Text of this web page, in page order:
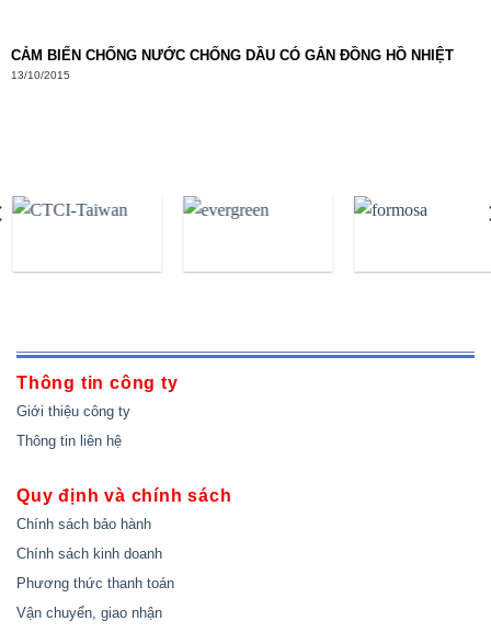
CẢM BIẾN CHỐNG NƯỚC CHỐNG DẦU CÓ GẮN ĐỒNG HỒ NHIỆT
13/10/2015
Thông tin công ty
Giới thiệu công ty
Thông tin liên hệ
Quy định và chính sách
Chính sách bảo hành
Chính sách kinh doanh
Phương thức thanh toán
Vận chuyển, giao nhận